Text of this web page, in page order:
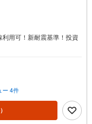
利用可！新耐震基準！投資
ー 4件